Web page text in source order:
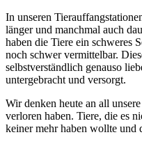
In unseren
länger und manchmal auch
haben die Tiere ein schweres
noch schwer vermittelbar.
selbstverständlich genauso
untergebracht und versorgt.
Wir denken heute an all
verloren haben. Tiere, die es
keiner mehr haben wollte und